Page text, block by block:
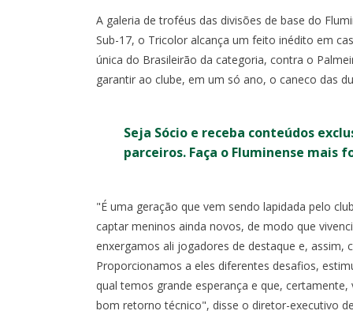
A galeria de troféus das divisões de base do
Sub-17, o Tricolor alcança um feito inédito em
única do Brasileirão da categoria, contra o
garantir ao clube, em um só ano, o caneco das
Seja Sócio e receba conteúdos
parceiros. Faça o Fluminense mais
"É uma geração que vem sendo lapidada pelo
captar meninos ainda novos, de modo que
enxergamos ali jogadores de destaque e, assim,
Proporcionamos a eles diferentes desafios,
qual temos grande esperança e que,
bom retorno técnico", disse o diretor-executivo